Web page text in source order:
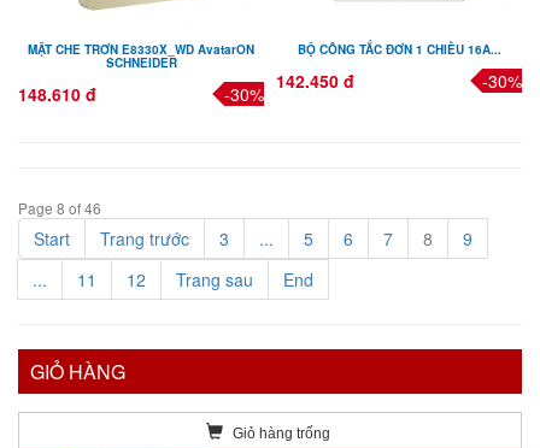
MẶT CHE TRƠN E8330X_WD AvatarON
SCHNEIDER
148.610 đ -30%
BỘ CÔNG TẮC ĐƠN 1 CHIỀU 16A...
142.450 đ -30%
Page 8 of 46
Start Trang trước 3 ... 5 6 7 8
9
...
11 12 Trang sau End
GIỎ HÀNG
Giỏ hàng trống